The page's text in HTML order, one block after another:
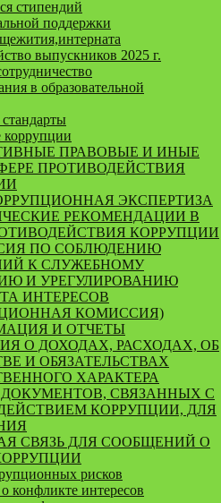
стипендий
поддержки
выпускников 2025 г.
в образовательной
коррупции
ПРАВОВЫЕ И ИНЫЕ
ПРОТИВОДЕЙСТВИЯ
ЭКСПЕРТИЗА
РЕКОМЕНДАЦИИ В
КОРРУПЦИИ
ПО СОБЛЮДЕНИЮ
К СЛУЖЕБНОМУ
И УРЕГУЛИРОВАНИЮ
ИНТЕРЕСОВ
КОМИССИЯ)
И ОТЧЕТЫ
О ДОХОДАХ, РАСХОДАХ, ОБ
И ОБЯЗАТЕЛЬСТВАХ
ХАРАКТЕРА
СВЯЗАННЫХ С
КОРРУПЦИИ, ДЛЯ
СВЯЗЬ ДЛЯ СООБЩЕНИЙ О
рисков
конфликте интересов